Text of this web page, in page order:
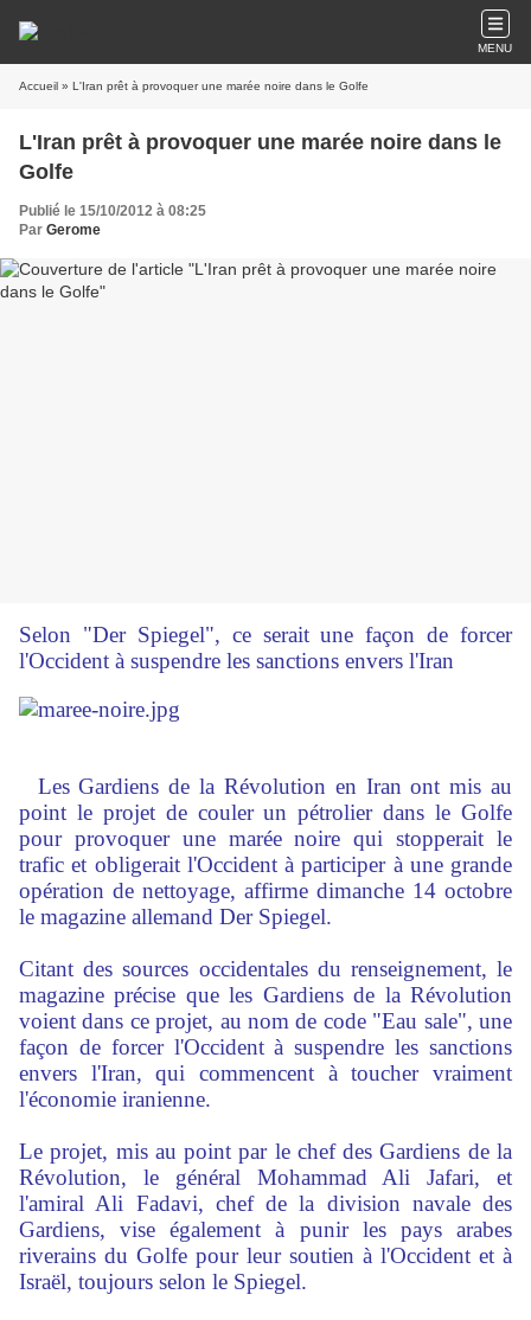
MENU
Accueil » L'Iran prêt à provoquer une marée noire dans le Golfe
L'Iran prêt à provoquer une marée noire dans le
Golfe
Publié le 15/10/2012 à 08:25
Par Gerome
Selon "Der Spiegel", ce serait une façon de forcer
l'Occident à suspendre les sanctions envers l'Iran
Les Gardiens de la Révolution en Iran ont mis au
point le projet de couler un pétrolier dans le Golfe
pour provoquer une marée noire qui stopperait le
trafic et obligerait l'Occident à participer à une grande
opération de nettoyage, affirme dimanche 14 octobre
le magazine allemand Der Spiegel.
Citant des sources occidentales du renseignement, le
magazine précise que les Gardiens de la Révolution
voient dans ce projet, au nom de code "Eau sale", une
façon de forcer l'Occident à suspendre les sanctions
envers l'Iran, qui commencent à toucher vraiment
l'économie iranienne.
Le projet, mis au point par le chef des Gardiens de la
Révolution, le général Mohammad Ali Jafari, et
l'amiral Ali Fadavi, chef de la division navale des
Gardiens, vise également à punir les pays arabes
riverains du Golfe pour leur soutien à l'Occident et à
Israël, toujours selon le Spiegel.